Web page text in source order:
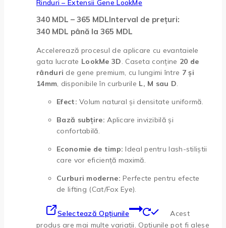
Rinduri – Extensii Gene LookMe
340 MDL – 365 MDLInterval de prețuri:
340 MDL până la 365 MDL
Accelerează procesul de aplicare cu evantaiele
gata lucrate LookMe 3D. Caseta conține 20 de
rânduri de gene premium, cu lungimi între 7 și
14mm, disponibile în curburile L, M sau D.
Efect: Volum natural și densitate uniformă.
Bază subțire: Aplicare invizibilă și
confortabilă.
Economie de timp: Ideal pentru lash-stiliștii
care vor eficiență maximă.
Curburi moderne: Perfecte pentru efecte
de lifting (Cat/Fox Eye).
Selectează Opțiunile
Acest
produs are mai multe variații. Opțiunile pot fi alese